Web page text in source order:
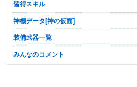
習得スキル
神機データ[神の仮面]
装備武器一覧
みんなのコメント